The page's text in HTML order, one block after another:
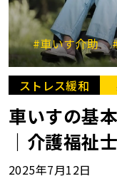
#車いす介助
ストレス緩和
車いすの基
｜介護福祉
2025年7月12日